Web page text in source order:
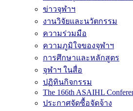
ข่าวจุฬาฯ
งานวิจัยและนวัตกรรม
ความร่วมมือ
ความภูมิใจของจุฬาฯ
การศึกษาและหลักสูตร
จุฬาฯ ในสื่อ
ปฏิทินกิจกรรม
The 166th ASAIHL
ประกาศจัดซื้อจัดจ้าง